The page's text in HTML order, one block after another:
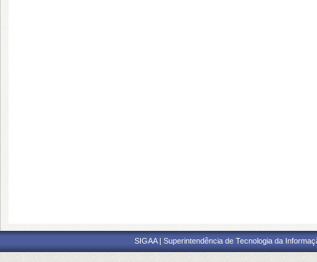
SIGAA | Superintendência de Tecnologia da